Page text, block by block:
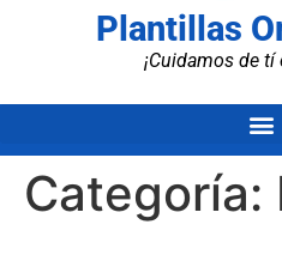
Plantillas
¡Cuidamos de tí
Categoría: